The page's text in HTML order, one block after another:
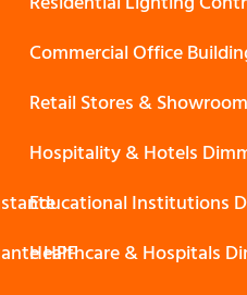
HPF
Commercial Office
Retail Stores &
Hospitality & Hotels
Educational Institutions
Healthcare & Hospitals